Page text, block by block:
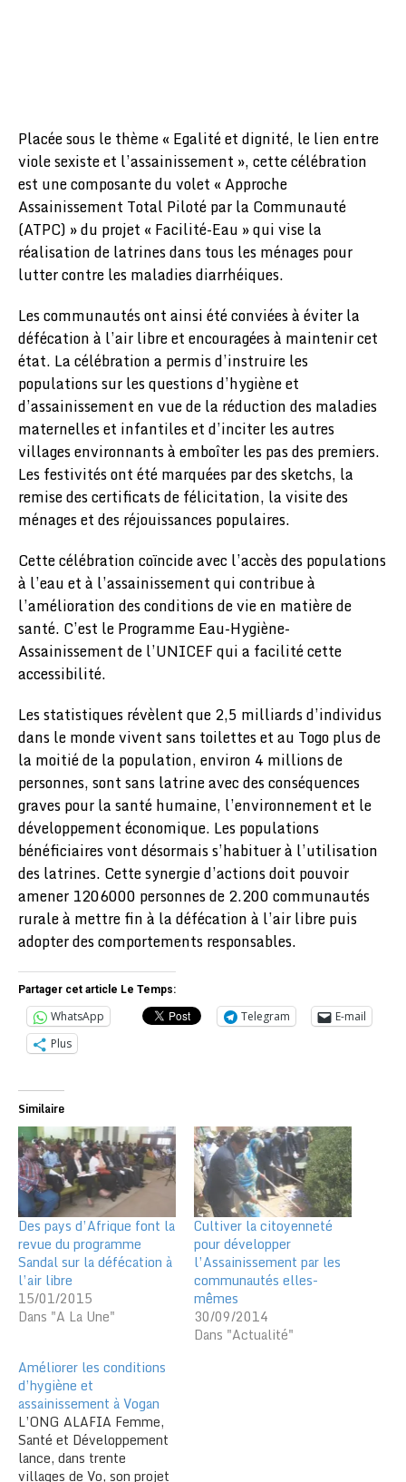
Placée sous le thème « Egalité et dignité, le lien entre
viole sexiste et l’assainissement », cette célébration
est une composante du volet « Approche
Assainissement Total Piloté par la Communauté
(ATPC) » du projet « Facilité-Eau » qui vise la
réalisation de latrines dans tous les ménages pour
lutter contre les maladies diarrhéiques.
Les communautés ont ainsi été conviées à éviter la
défécation à l’air libre et encouragées à maintenir cet
état. La célébration a permis d’instruire les
populations sur les questions d’hygiène et
d’assainissement en vue de la réduction des maladies
maternelles et infantiles et d’inciter les autres
villages environnants à emboîter les pas des premiers.
Les festivités ont été marquées par des sketchs, la
remise des certificats de félicitation, la visite des
ménages et des réjouissances populaires.
Cette célébration coïncide avec l’accès des populations
à l’eau et à l’assainissement qui contribue à
l’amélioration des conditions de vie en matière de
santé. C’est le Programme Eau-Hygiène-
Assainissement de l’UNICEF qui a facilité cette
accessibilité.
Les statistiques révèlent que 2,5 milliards d’individus
dans le monde vivent sans toilettes et au Togo plus de
la moitié de la population, environ 4 millions de
personnes, sont sans latrine avec des conséquences
graves pour la santé humaine, l’environnement et le
développement économique. Les populations
bénéficiaires vont désormais s’habituer à l’utilisation
des latrines. Cette synergie d’actions doit pouvoir
amener 1206000 personnes de 2.200 communautés
rurale à mettre fin à la défécation à l’air libre puis
adopter des comportements responsables.
Partager cet article Le Temps:
WhatsApp Telegram
E-mail
Plus
Similaire
Des pays d’Afrique font la
revue du programme
Sandal sur la défécation à
l’air libre
15/01/2015
Dans "A La Une"
Cultiver la citoyenneté
pour développer
l’Assainissement par les
communautés elles-
mêmes
30/09/2014
Dans "Actualité"
Améliorer les conditions
d’hygiène et
assainissement à Vogan
L’ONG ALAFIA Femme,
Santé et Développement
lance, dans trente
villages de Vo, son projet